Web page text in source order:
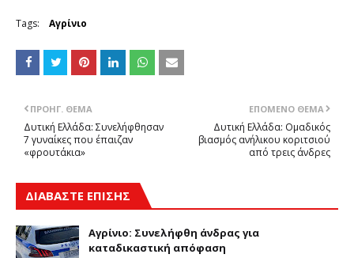
Tags: Αγρίνιο
ΕΠΌΜΕΝΟ ΘΈΜΑ
Δυτική Ελλάδα: Ομαδικός
βιασμός ανήλικου κοριτσιού
από τρεις άνδρες
ΠΡΟΗΓ. ΘΈΜΑ
Δυτική Ελλάδα: Συνελήφθησαν
7 γυναίκες που έπαιζαν
«φρουτάκια»
ΔΙΑΒΑΣΤΕ ΕΠΙΣΗΣ
Αγρίνιο: Συνελήφθη άνδρας για
καταδικαστική απόφαση